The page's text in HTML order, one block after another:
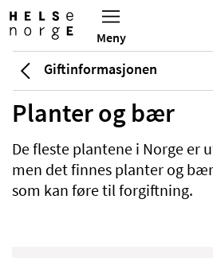
Giftinformasjonen
Planter og bær
De fleste plantene i Norge er
men det finnes planter og
som kan føre til forgiftning.